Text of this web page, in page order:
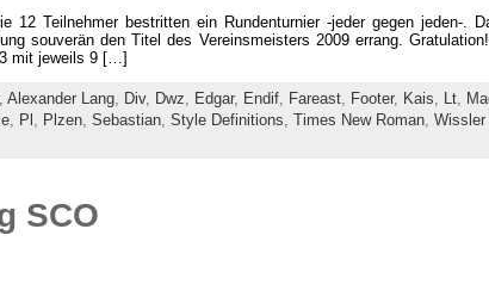
12 Teilnehmer bestritten ein Rundenturnier -jeder gegen jeden-.
souverän den Titel des Vereinsmeisters 2009 errang.
mit jeweils 9 […]
Alexander Lang, Div, Dwz Edgar, Endif, Fareast, Footer, Kais Lt,
, Pl Plzen, Sebastian, Style Definitions Times New Roman, Wissler
SCO